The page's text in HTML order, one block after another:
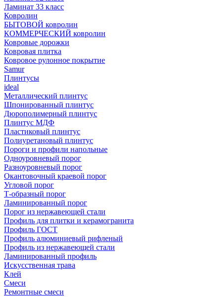
Ламинат 33 класс
Ковролин
БЫТОВОЙ ковролин
КОММЕРЧЕСКИЙ ковролин
Ковровые дорожки
Ковровая плитка
Ковровое рулонное покрытие
Samur
Плинтусы
ideal
Металлический плинтус
Шпонированный плинтус
Дюрополимерный плинтус
Плинтус МДФ
Пластиковый плинтус
Полиуретановый плинтус
Пороги и профили напольные
Одноуровневый порог
Разноуровневый порог
Окантовочный краевой порог
Угловой порог
Т-образный порог
Ламинированный порог
Порог из нержавеющей стали
Профиль для плитки и керамогранита
Профиль ГОСТ
Профиль алюминиевый рифленый
Профиль из нержавеющей стали
Ламинированный профиль
Искусственная трава
Клей
Смеси
Ремонтные смеси